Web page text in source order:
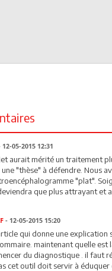
12-05-2015 12:31
aurait mérité un traitement
une "thèse" à défendre. Nous
"plat".
que plus attrayant et
- 12-05-2015 15:20
qui donne une explication
maintenant quelle est
du diagnostique . il faut
cet outil doit servir à éduquer